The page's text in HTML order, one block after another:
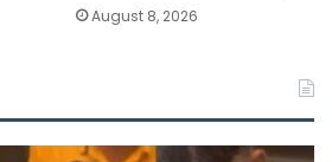
August 8, 2026